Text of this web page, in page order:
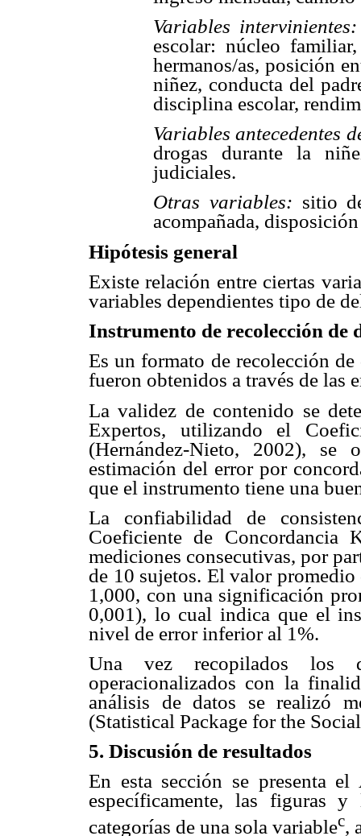
Variables intervinientes:
escolar: núcleo
hermanos/as, posición
niñez, conducta del
disciplina escolar,
Variables antecedentes
drogas durante la
judiciales.
Otras variables: sitio
acompañada,
Hipótesis general
Existe relación entre ciertas
variables dependientes tipo de
Instrumento de recolección de
Es un formato de recolección
fueron obtenidos a través de las
La validez de contenido se
Expertos, utilizando el
(Hernández-Nieto, 2002),
estimación del error por
que el instrumento tiene una
La confiabilidad de
Coeficiente de Concordancia
mediciones consecutivas, por
de 10 sujetos. El valor
1,000, con una significación
0,001), lo cual indica que el
nivel de error inferior al 1%.
Una vez recopilados los
operacionalizados con la
análisis de datos se realizó
(Statistical Package for the
5. Discusión de resultados
En esta sección se presenta
específicamente, las figuras
categorías de una sola variablec,